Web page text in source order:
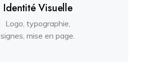
Identité Visuelle
Logo, typographie,
signes, mise en page.